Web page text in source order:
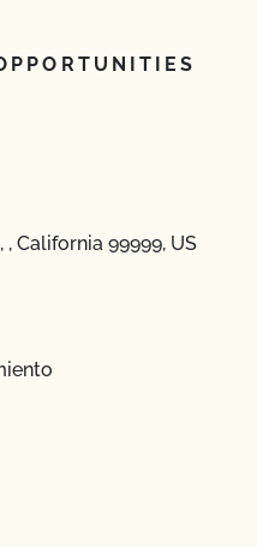
California 99999, US